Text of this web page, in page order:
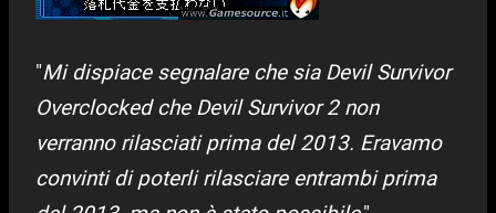
"Mi dispiace segnalare che sia Devil Survivor
Overclocked che Devil Survivor 2 non
verranno rilasciati prima del 2013. Eravamo
convinti di poterli rilasciare entrambi prima